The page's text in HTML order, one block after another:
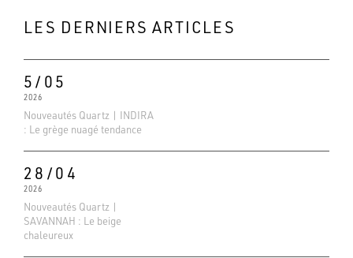
LES DERNIERS ARTICLES
5/05
2026
Nouveautés Quartz | INDIRA
: Le grège nuagé tendance
28/04
2026
Nouveautés Quartz |
SAVANNAH : Le beige
chaleureux